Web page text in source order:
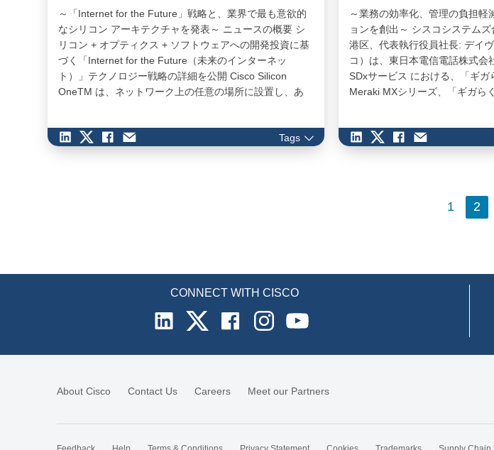
～「Internet for the Future」戦略と、業界で最も意欲的
なシリコン アーキテクチャを発表～ ニュースの概要 シ
リコン + オプティクス + ソフトウェアへの開発投資に基
づく「Internet for the Future（未来のインターネッ
ト）」テクノロジー戦略の詳細を公開 Cisco Silicon
OneTM は、ネットワーク上の任意の場所に設置し、あ
ズ ルータは、Silicon One と連携する新しい Cisco…
Tags
～業務の効率化、管理の負担軽
ョンを創出～ シスコシステム
港区、代表執行役員社長: デイ
コ）は、東日本電信電話株式会
SDxサービス における、「ギ
Meraki MXシリーズ、「ギガら
ージドサービス「ギガらくＷ
1 2
CONNECT WITH CISCO